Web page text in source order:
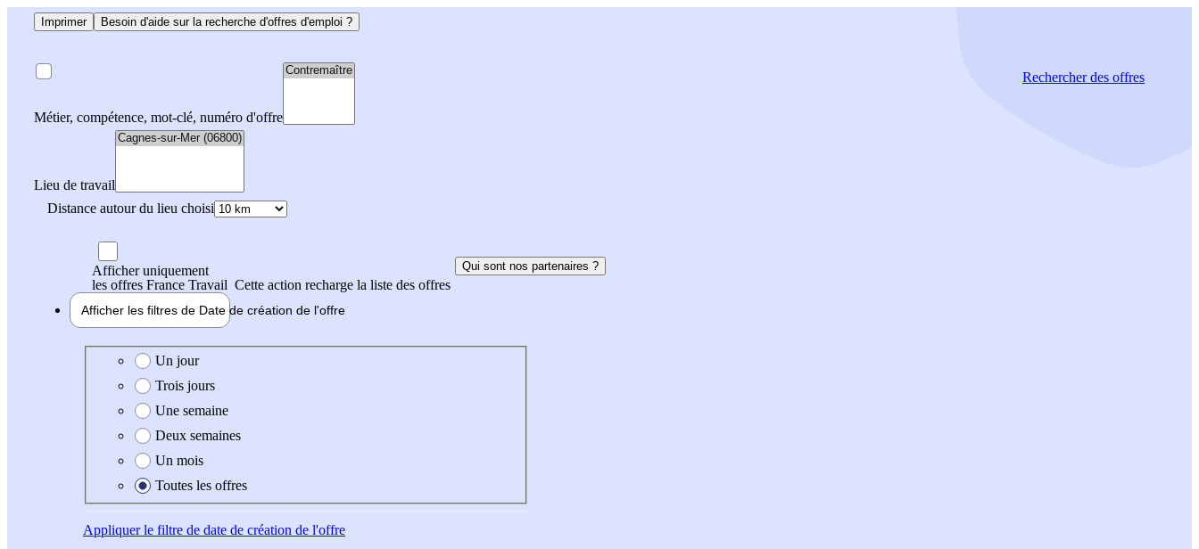
Imprimer Besoin d'aide sur la recherche d'offres d'emploi ?
Métier, compétence, mot-clé, numéro d'offre
Lieu de travail
Distance autour du lieu choisi
Rechercherdes offres
Afficher uniquement
les offres France Travail Cette action recharge la liste des offres
Qui sont nos partenaires ?
Afficher les filtres de Date de création de l'offre
Date de création de l'offre
Un jour
Trois jours
Une semaine
Deux semaines
Un mois
Toutes les offres
Appliquerle filtre de date de création de l'offre